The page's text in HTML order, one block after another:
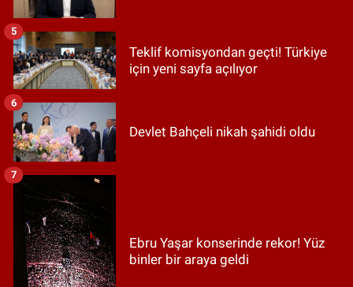
Teklif komisyondan geçti! Türkiye
için yeni sayfa açılıyor
5
Devlet Bahçeli nikah şahidi oldu
6
Ebru Yaşar konserinde rekor! Yüz
binler bir araya geldi
7